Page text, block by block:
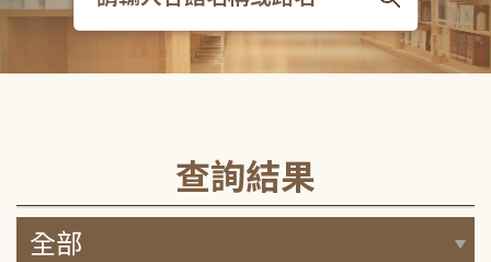
查詢結果